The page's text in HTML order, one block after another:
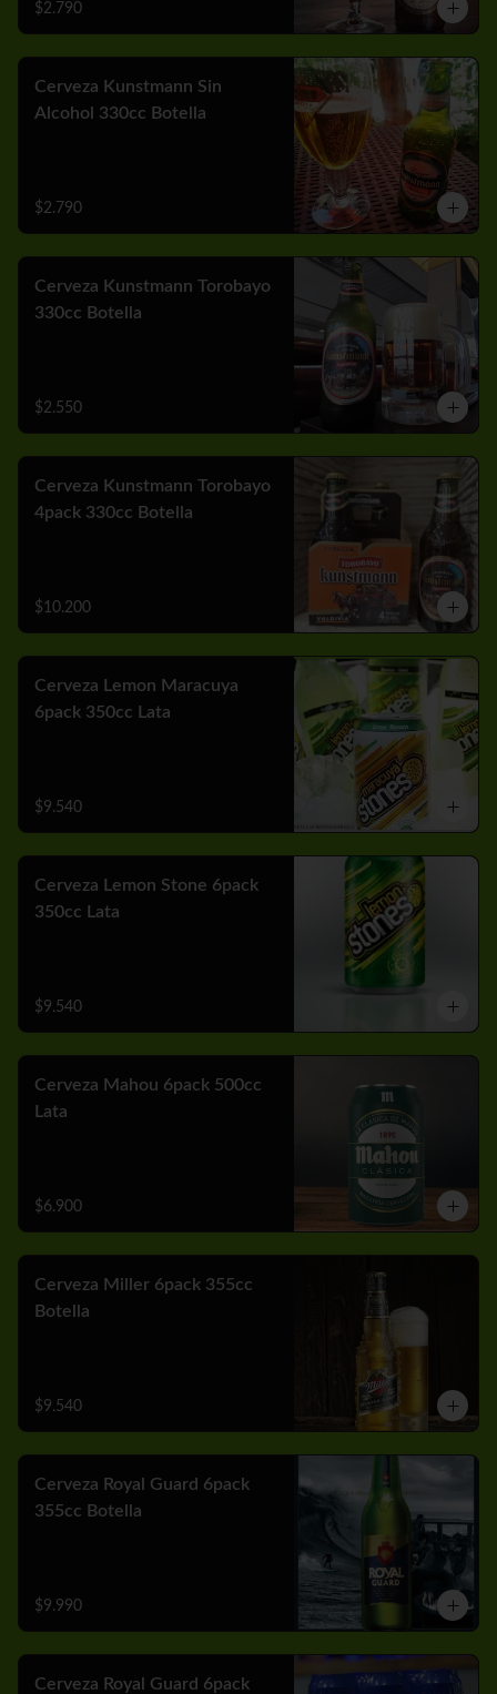
$2.790
Cerveza Kunstmann Sin
Alcohol 330cc Botella
$2.790
Cerveza Kunstmann Torobayo
330cc Botella
$2.550
Cerveza Kunstmann Torobayo
4pack 330cc Botella
$10.200
Cerveza Lemon Maracuya
6pack 350cc Lata
$9.540
Cerveza Lemon Stone 6pack
350cc Lata
$9.540
Cerveza Mahou 6pack 500cc
Lata
$6.900
Cerveza Miller 6pack 355cc
Botella
$9.540
Cerveza Royal Guard 6pack
355cc Botella
$9.990
Cerveza Royal Guard 6pack